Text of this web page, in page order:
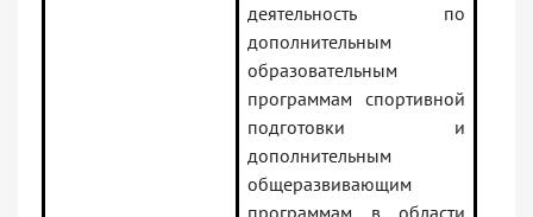
деятельность по
дополнительным
образовательным
программам спортивной
подготовки и
дополнительным
общеразвивающим